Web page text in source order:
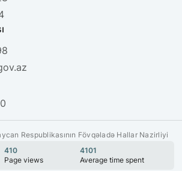
Respublikasının Fövqəladə Hallar Nazirliyi
410
Page views
4101
Average time spent